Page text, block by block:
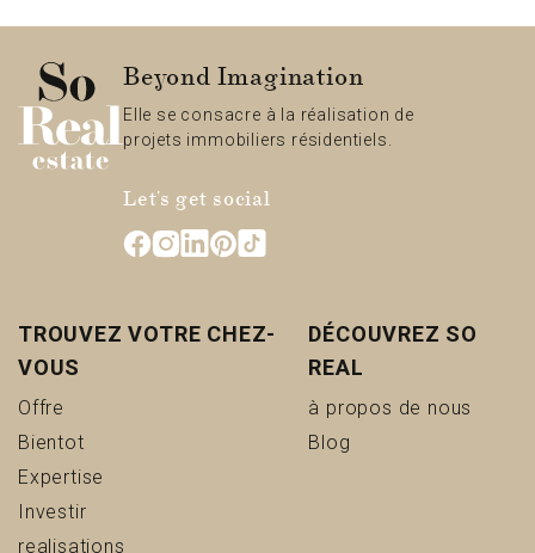
Beyond Imagination
Elle se consacre à la réalisation de
projets immobiliers résidentiels.
Let's get social
TROUVEZ VOTRE CHEZ-
VOUS
Offre
Bientot(Bientot)
Expertise
Investir(Investir)
realisations
DÉCOUVREZ SO
REAL
à propos de nous
Blog